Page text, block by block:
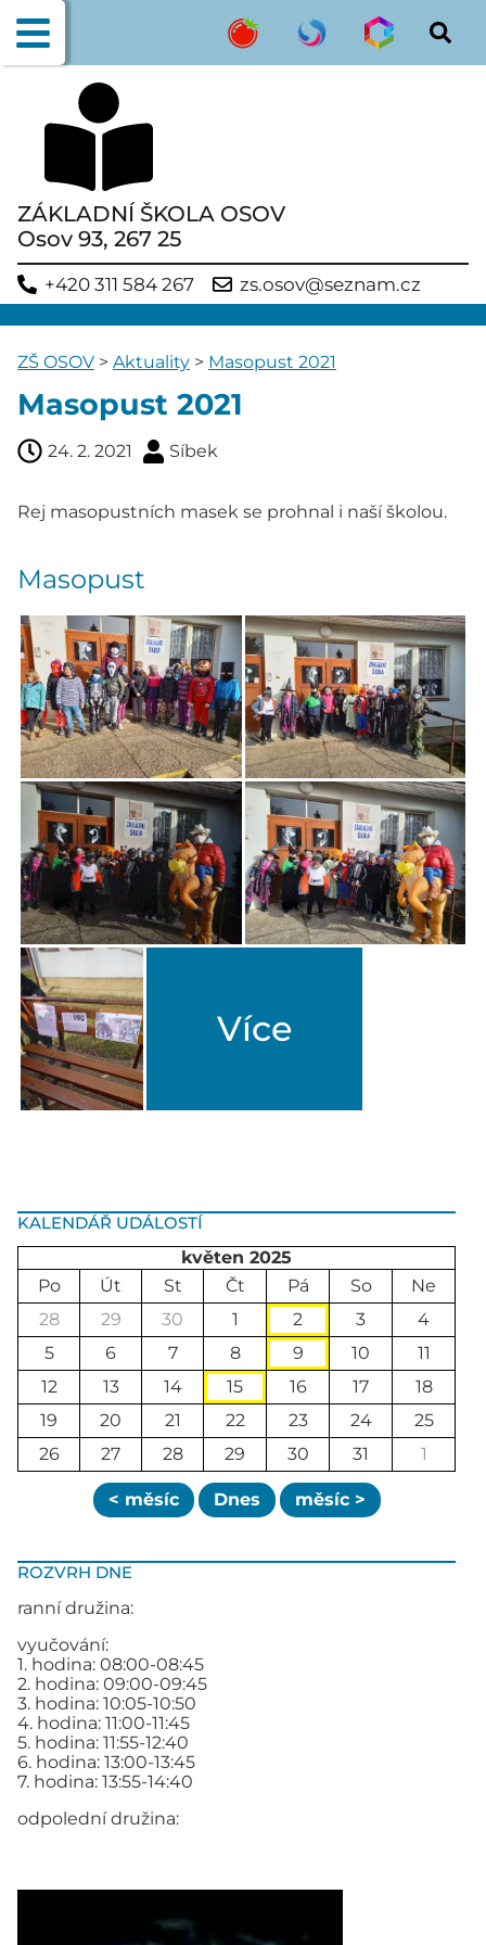
ZÁKLADNÍ ŠKOLA OSOV
Osov 93, 267 25
+420 311 584 267 zs.osov@seznam.cz
KALENDÁŘ UDÁLOSTÍ
květen 2025
Po
Út St Čt Pá So
Ne
28
29 30 1 2 3
4
5
6 7 8 9 10
11
12
13 14 15 16 17
18
19
20 21 22 23 24
25
26
27 28 29 30 31 1
< měsíc Dnes měsíc >
ROZVRH DNE
ranní družina:
vyučování:
1. hodina: 08:00-08:45
2. hodina: 09:00-09:45
3. hodina: 10:05-10:50
4. hodina: 11:00-11:45
5. hodina: 11:55-12:40
6. hodina: 13:00-13:45
7. hodina: 13:55-14:40
odpolední družina:
ZŠ OSOV > Aktuality > Masopust 2021
Masopust 2021
24. 2. 2021 Síbek
Rej masopustních masek se prohnal i naší školou.
Masopust
Více